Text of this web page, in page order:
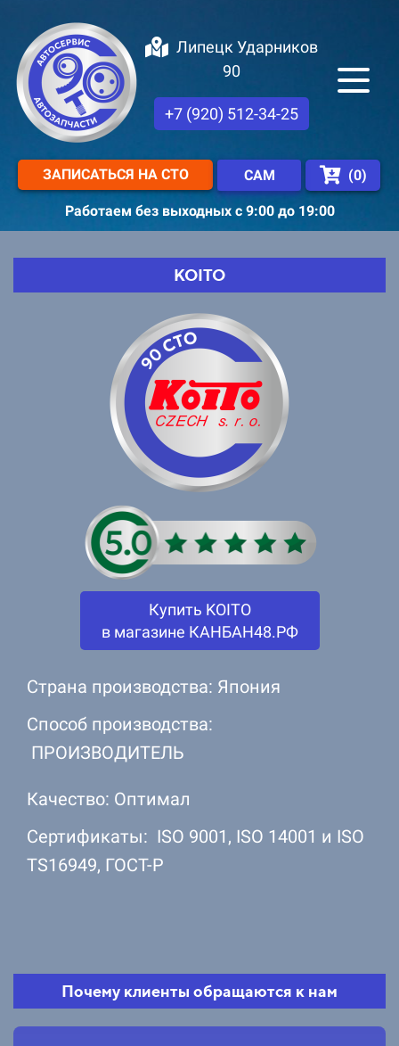
Липецк Ударников
90
+7 (920) 512-34-25
ЗАПИСАТЬСЯ НА СТО САМ (0)
Работаем без выходных с 9:00 до 19:00
KOITO
Купить KOITO
в магазине КАНБАН48.РФ
Страна производства: Япония
Способ производства:
ПРОИЗВОДИТЕЛЬ
Качество: Оптимал
Сертификаты: ISO 9001, ISO 14001 и ISO
TS16949, ГОСТ-Р
Почему клиенты обращаются к нам